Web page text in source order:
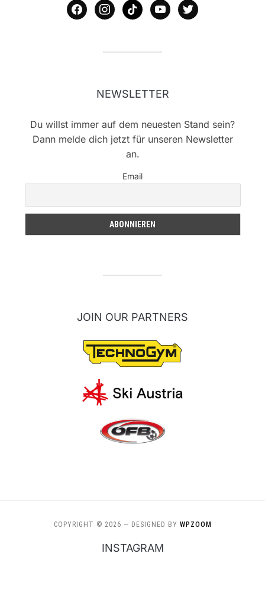
facebookinstagram
tiktok youtubetwitter
NEWSLETTER
Du willst immer auf dem neuesten Stand sein?
Dann melde dich jetzt für unseren Newsletter
an.
Email
JOIN OUR PARTNERS
COPYRIGHT © 2026 — DESIGNED BY WPZOOM
INSTAGRAM